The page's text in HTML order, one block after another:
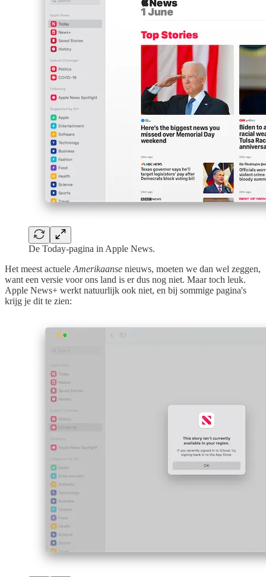
De Today-pagina in Apple News.
Het meest actuele Amerikaanse nieuws, moeten we dan wel zeggen,
want een versie voor ons land is er dus nog niet. Maar toch leuk.
Apple News+ werkt natuurlijk ook niet, en bij sommige pagina's
krijg je dit te zien: